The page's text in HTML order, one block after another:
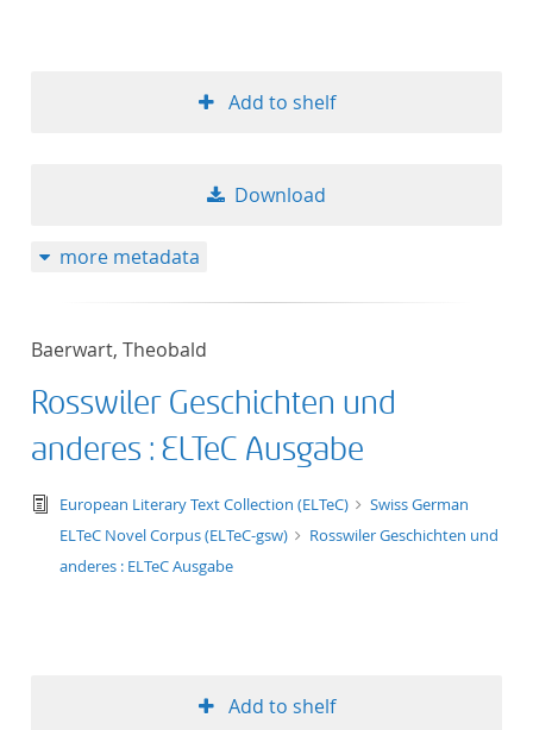
Add to shelf
Download
more metadata
Baerwart, Theobald
Rosswiler Geschichten und
anderes : ELTeC Ausgabe
text/tg.edition+tg.aggregation+xml
European Literary Text Collection (ELTeC)
Swiss German
ELTeC Novel Corpus (ELTeC-gsw)
Rosswiler Geschichten und
anderes : ELTeC Ausgabe
Add to shelf